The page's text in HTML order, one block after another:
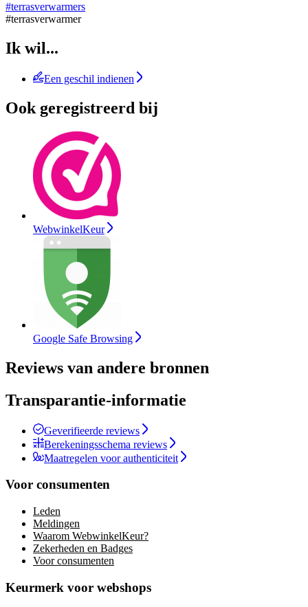
#terrasverwarmers
#terrasverwarmer
Ik wil...
Een geschil indienen
Ook geregistreerd bij
WebwinkelKeur
Google Safe Browsing
Reviews van andere bronnen
Transparantie-informatie
Geverifieerde reviews
Berekeningsschema reviews
Maatregelen voor authenticiteit
Voor consumenten
Leden
Meldingen
Waarom WebwinkelKeur?
Zekerheden en Badges
Voor consumenten
Keurmerk voor webshops